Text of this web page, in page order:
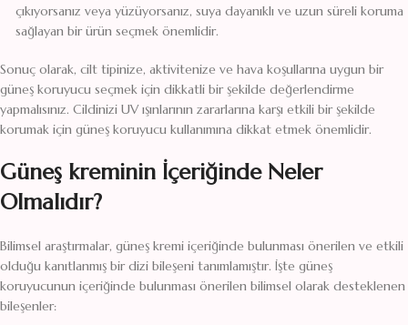
çıkıyorsanız veya yüzüyorsanız, suya dayanıklı ve uzun süreli koruma
sağlayan bir ürün seçmek önemlidir.
Sonuç olarak, cilt tipinize, aktivitenize ve hava koşullarına uygun bir
güneş koruyucu seçmek için dikkatli bir şekilde değerlendirme
yapmalısınız. Cildinizi UV ışınlarının zararlarına karşı etkili bir şekilde
korumak için güneş koruyucu kullanımına dikkat etmek önemlidir.
Güneş kreminin İçeriğinde Neler
Olmalıdır?
Bilimsel araştırmalar, güneş kremi içeriğinde bulunması önerilen ve etkili
olduğu kanıtlanmış bir dizi bileşeni tanımlamıştır. İşte güneş
koruyucunun içeriğinde bulunması önerilen bilimsel olarak desteklenen
bileşenler: